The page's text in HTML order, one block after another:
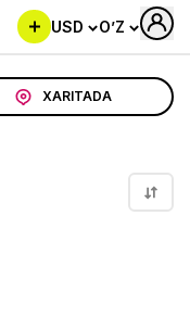
USD O’Z
XARITADA